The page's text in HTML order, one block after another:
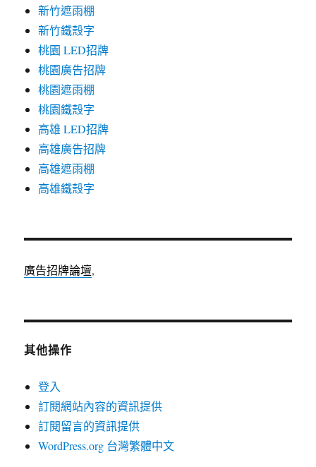
新竹遮雨棚
新竹鐵殼字
桃園 LED招牌
桃園廣告招牌
桃園遮雨棚
桃園鐵殼字
高雄 LED招牌
高雄廣告招牌
高雄遮雨棚
高雄鐵殼字
廣告招牌論壇,
其他操作
登入
訂閱網站內容的資訊提供
訂閱留言的資訊提供
WordPress.org 台灣繁體中文